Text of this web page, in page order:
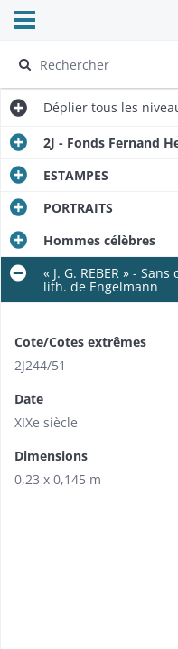
Ouvrir le menu déroulant
Déplier tous les
2J - Fonds Fernand
ESTAMPES
PORTRAITS
Hommes célèbres
« J. G. REBER » -
lith. de Engelmann
Cote/Cotes extrêmes
2J244/​51
Date
XIXe siècle
Dimensions
0,23 x 0,145 m